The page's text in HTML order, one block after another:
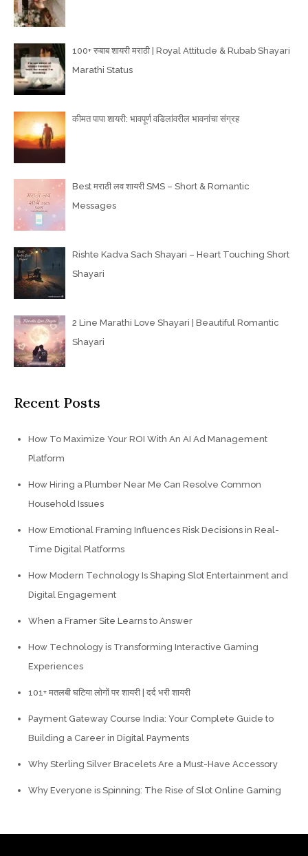
100+ रुबाब शायरी मराठी | Royal Attitude & Rubab Shayari
Marathi Status
कीमत पापा शायरी: भावपूर्ण वडिलांवरील भावनांचा संग्रह
Best मराठी लव शायरी SMS – Short & Romantic
Messages
Rishte Kadva Sach Shayari – Heart Touching Short
Shayari
2 Line Marathi Love Shayari | Beautiful Romantic
Shayari
Recent Posts
How To Maximize Your ROI With An AI Ad Management
Platform
How Hiring a Plumber Near Me Can Resolve Common
Household Issues
How Emotional Framing Influences Risk Decisions in Real-
Time Digital Platforms
How Modern Technology Is Shaping Slot Entertainment and
Digital Engagement
When a Framer Site Learns to Answer
How Technology is Transforming Interactive Gaming
Experiences
101+ मतलबी घटिया लोगों पर शायरी | दर्द भरी शायरी
Payment Gateway Course India: Your Complete Guide to
Building a Career in Digital Payments
Why Sterling Silver Bracelets Are a Must-Have Accessory
Why Everyone is Spinning: The Rise of Slot Online Gaming